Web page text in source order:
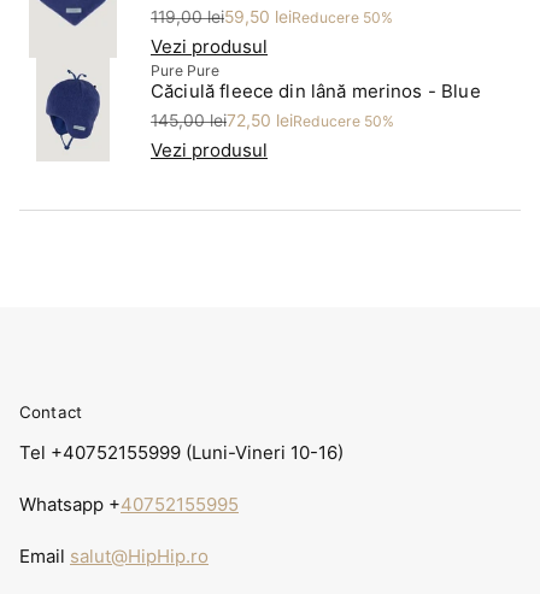
Preț
119,00 lei
Preț redus59,50 leiReducere 50%
Vezi produsul
Pure Pure
Căciulă fleece din lână merinos - Blue
Preț
145,00 lei
Preț redus72,50 leiReducere 50%
Vezi produsul
Contact
Tel +40752155999 (Luni-Vineri 10-16)
Whatsapp +40752155995
Email salut@HipHip.ro